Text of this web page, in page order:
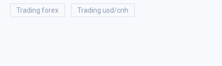
trading forex trading usd/cnh